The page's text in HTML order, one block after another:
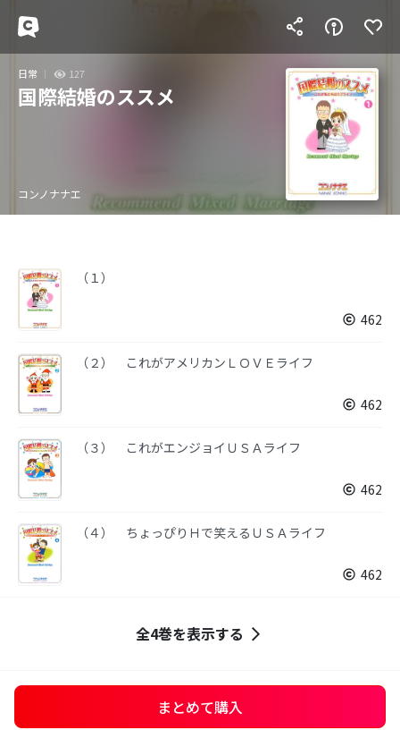
日常 127
国際結婚のススメ
コンノナナエ
（１）
462
（２） これがアメリカンＬＯＶＥライフ
462
（３） これがエンジョイＵＳＡライフ
462
（４） ちょっぴりＨで笑えるＵＳＡライフ
462
全4巻を表示する
まとめて購入